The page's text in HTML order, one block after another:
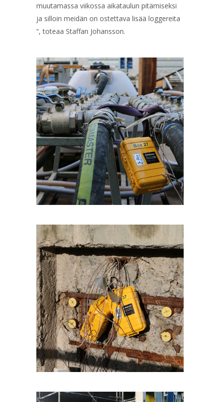
muutamassa viikossa aikataulun pitämiseksi
ja silloin meidän on ostettava lisää loggereita
“, toteaa Staffan Johansson.